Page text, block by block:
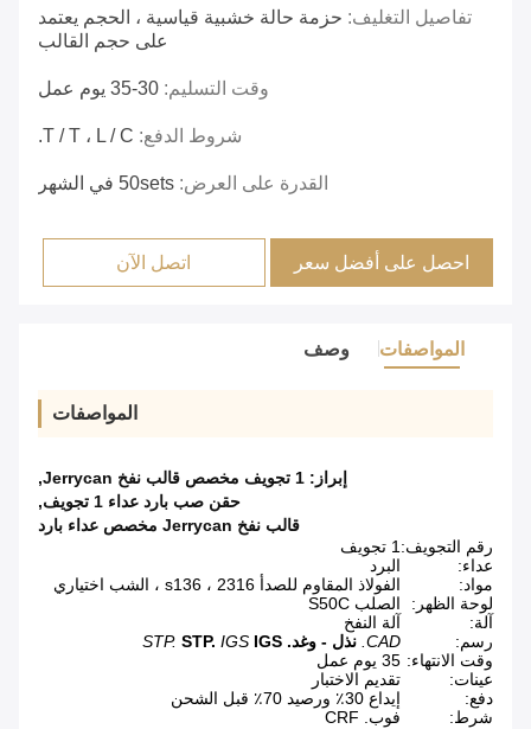
تفاصيل التغليف: حزمة حالة خشبية قياسية ، الحجم يعتمد
على حجم القالب
وقت التسليم: 30-35 يوم عمل
شروط الدفع: T / T ، L / C.
القدرة على العرض: 50sets في الشهر
احصل على أفضل سعر اتصل الآن
المواصفات وصف
المواصفات
إبراز: 1 تجويف مخصص قالب نفخ Jerrycan
,
حقن صب بارد عداء 1 تجويف
,
قالب نفخ Jerrycan مخصص عداء بارد
رقم التجويف:1 تجويف
عداء:
البرد
مواد:
الفولاذ المقاوم للصدأ 2316 ، s136 ، الشب اختياري
لوحة الظهر:
الصلب S50C
آلة:
آلة النفخ
رسم:
CAD. نذل - وغد. STP. STP. IGS IGS
وقت الانتهاء: 35 يوم عمل
عينات:
تقديم الاختبار
دفع:
إيداع 30٪ ورصيد 70٪ قبل الشحن
شرط:
فوب. CRF